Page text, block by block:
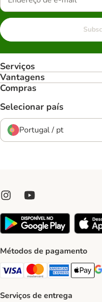
Serviços
Vantagens
Compras
Selecionar país
Portugal / pt
Métodos de pagamento
Visa Payment Method
Mastercard Payment
AmericanApple
Serviços de entrega